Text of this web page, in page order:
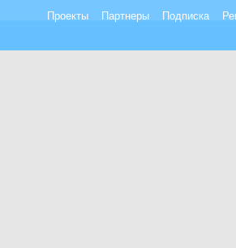
Проекты Партнеры Подписка